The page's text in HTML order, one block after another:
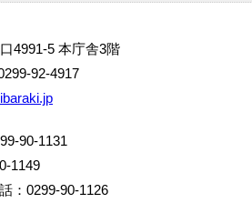
4991-5 本庁舎3階
92-4917
90-1131
1149
：0299-90-1126